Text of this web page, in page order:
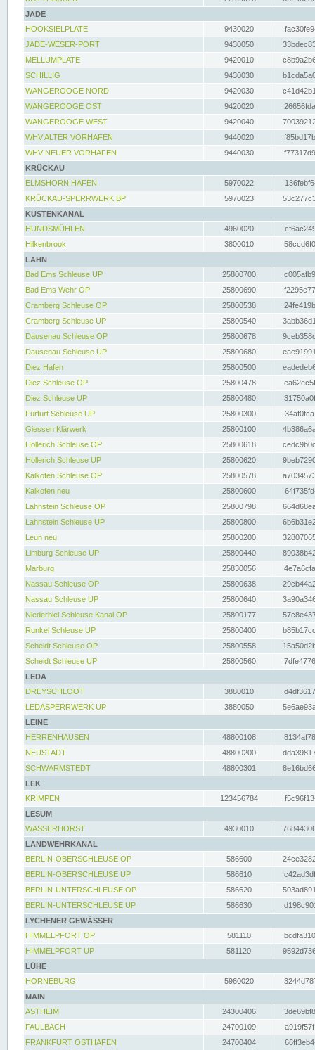
JADE
HOOKSIELPLATE
9430020
JADE-WESER-PORT
9430050
MELLUMPLATE
9420010
SCHILLIG
9430030
WANGEROOGE NORD
9420030
WANGEROOGE OST
9420020
WANGEROOGE WEST
9420040
WHV ALTER VORHAFEN
9440020
WHV NEUER VORHAFEN
9440030
KRÜCKAU
ELMSHORN HAFEN
5970022
KRÜCKAU-SPERRWERK BP
5970023
KÜSTENKANAL
HUNDSMÜHLEN
4960020
Hilkenbrook
3800010
LAHN
Bad Ems Schleuse UP
25800700
Bad Ems Wehr OP
25800690
Cramberg Schleuse OP
25800538
Cramberg Schleuse UP
25800540
Dausenau Schleuse OP
25800678
Dausenau Schleuse UP
25800680
Diez Hafen
25800500
Diez Schleuse OP
25800478
Diez Schleuse UP
25800480
Fürfurt Schleuse UP
25800300
Giessen Klärwerk
25800100
Hollerich Schleuse OP
25800618
Hollerich Schleuse UP
25800620
Kalkofen Schleuse OP
25800578
Kalkofen neu
25800600
Lahnstein Schleuse OP
25800798
Lahnstein Schleuse UP
25800800
Leun neu
25800200
Limburg Schleuse UP
25800440
Marburg
25830056
Nassau Schleuse OP
25800638
Nassau Schleuse UP
25800640
Niederbiel Schleuse Kanal OP
25800177
Runkel Schleuse UP
25800400
Scheidt Schleuse OP
25800558
Scheidt Schleuse UP
25800560
LEDA
DREYSCHLOOT
3880010
LEDASPERRWERK UP
3880050
LEINE
HERRENHAUSEN
48800108
NEUSTADT
48800200
SCHWARMSTEDT
48800301
LEK
KRIMPEN
123456784
LESUM
WASSERHORST
4930010
LANDWEHRKANAL
BERLIN-OBERSCHLEUSE OP
586600
BERLIN-OBERSCHLEUSE UP
586610
BERLIN-UNTERSCHLEUSE OP
586620
BERLIN-UNTERSCHLEUSE UP
586630
LYCHENER GEWÄSSER
HIMMELPFORT OP
581110
HIMMELPFORT UP
581120
LÜHE
HORNEBURG
5960020
MAIN
ASTHEIM
24300406
FAULBACH
24700109
FRANKFURT OSTHAFEN
24700404